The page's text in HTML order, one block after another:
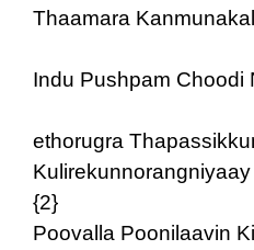
Thaamara
Indu Pushpam Choodi
ethorugra
{2}
Poovalla Poonilaavin